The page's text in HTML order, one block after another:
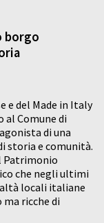
borgo
e del Made in Italy
al Comune di
di una
storia e comunità.
Patrimonio
che negli ultimi
locali italiane
ricche di